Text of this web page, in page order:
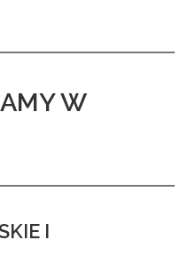
W
I